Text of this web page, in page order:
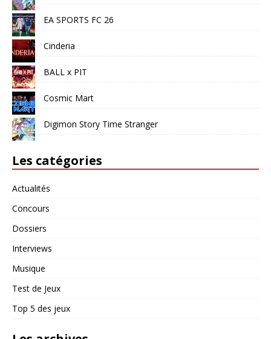
EA SPORTS FC 26
Cinderia
BALL x PIT
Cosmic Mart
Digimon Story Time Stranger
Les catégories
Actualités
Concours
Dossiers
Interviews
Musique
Test de Jeux
Top 5 des jeux